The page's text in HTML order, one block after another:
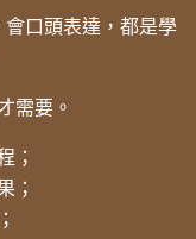
口頭表達，都是學
需要。
；
；